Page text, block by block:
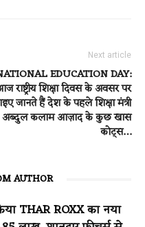
Next article
EDUCATION DAY:
राष्ट्रीय शिक्षा दिवस के अवसर पर
जानते हैं देश के पहले शिक्षा मंत्री
अब्दुल कलाम आज़ाद के कुछ खास
कोट्स…
AUTHOR
THAR ROXX का नया